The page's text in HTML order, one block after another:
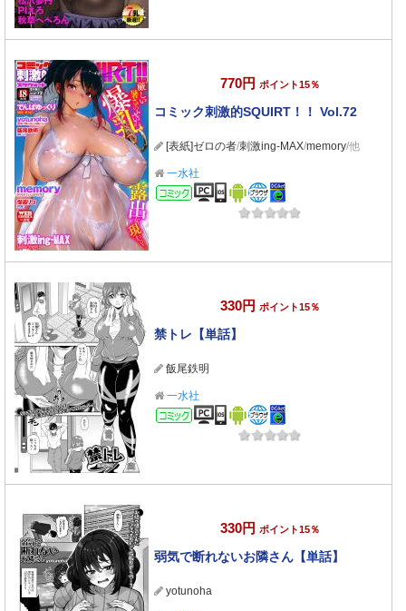
770円 ポイント15％
コミック刺激的SQUIRT！！ Vol.72
[表紙]ゼロの者/刺激ing-MAX/memory/他
一水社
コミック
330円 ポイント15％
禁トレ【単話】
飯尾鉄明
一水社
コミック
330円 ポイント15％
弱気で断れないお隣さん【単話】
yotunoha